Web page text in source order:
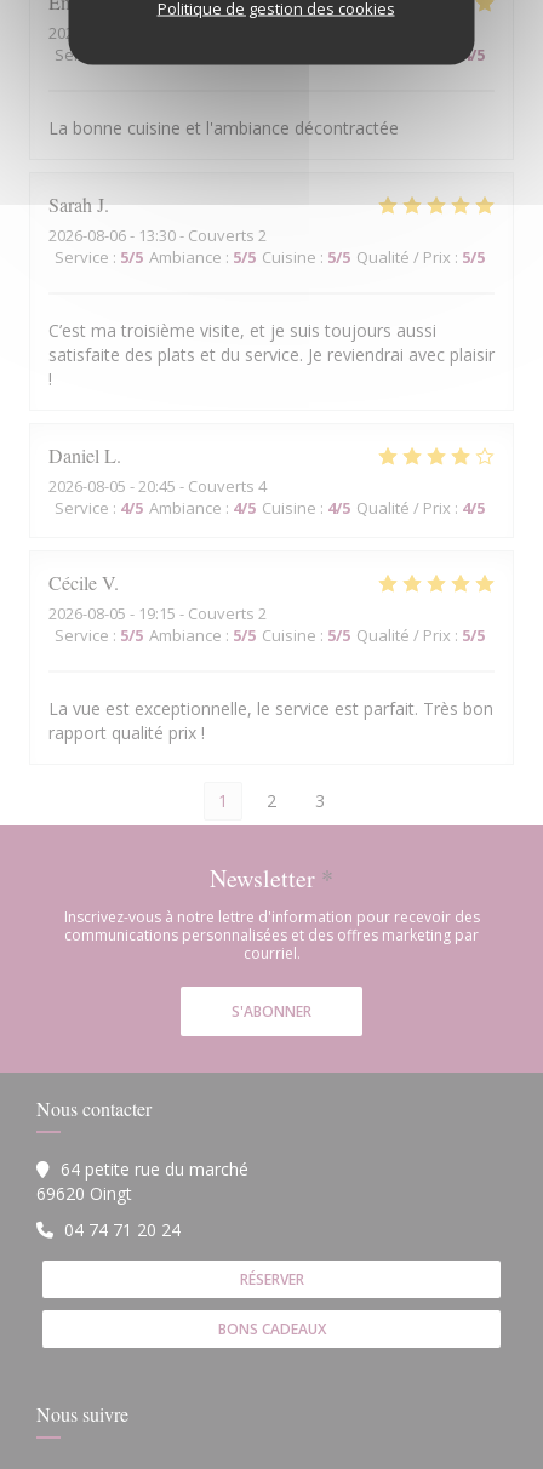
Politique de gestion des cookies
2026-08-07
Service
4/5
La bonne cuisine et l'ambiance décontractée
Sarah J
2026-08-06- 13:30 - Couverts 2
Service : 5/5 Ambiance : 5/5 Cuisine : 5/5 Qualité / Prix : 5/5
C’est ma troisième visite, et je suis toujours aussi
satisfaite des plats et du service. Je reviendrai avec plaisir
!
Daniel L
2026-08-05 - 20:45 - Couverts 4
Service : 4/5 Ambiance : 4/5 Cuisine : 4/5 Qualité / Prix : 4/5
CécileV
2026-08-05 - 19:15 - Couverts 2
Service : 5/5 Ambiance : 5/5 Cuisine : 5/5 Qualité / Prix : 5/5
La vue est exceptionnelle, le service est parfait. Très bon
rapport qualité prix !
1 2 3
Newsletter *
Inscrivez-vous à notre lettre d'information pour recevoir des
communications personnalisées et des offres marketing par
courriel.
S'ABONNER
Nous contacter
64 petite rue du marché
69620 Oingt
04 74 71 20 24
RÉSERVER
BONS CADEAUX
Nous suivre